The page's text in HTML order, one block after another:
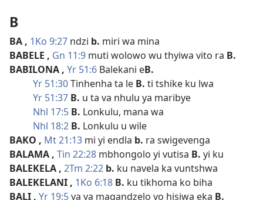
B
BA , 1Ko 9:27 ndzi b. miri wa mina
BABELE , Gn 11:9 muti wolowo wu thyiwa vito ra B.
BABILONA , Yr 51:6 Balekani eB.
Yr 51:30Tinhenha ta le B. ti tshike ku lwa
Yr 51:37 B. u ta va nhulu ya maribye
Nhl 17:5 B. Lonkulu, mana wa
Nhl 18:2 B. Lonkulu u wile
BAKO , Mt 21:13 mi yi endla b. ra swigevenga
BALAMA , Tin 22:28 mbhongolo yi vutisa B. yi ku
BALEKELA , 2Tm 2:22 b. ku navela ka vuntshwa
BALEKELANI , 1Ko 6:18 B. ku tikhoma ko biha
BALI , Yr 19:5va va magandzelo yo hisiwa eka B.